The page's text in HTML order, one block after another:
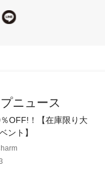
ザインが◎
のある着こなしに、
ニュース
OFF!！【在庫限り大
ント】